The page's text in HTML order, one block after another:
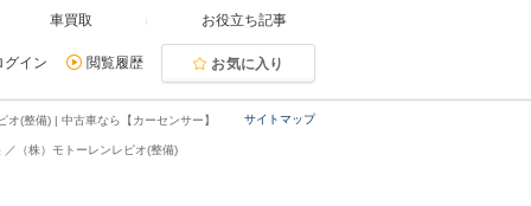
車買取 お役立ち記事
グイン 閲覧履歴 お気に入り
サイトマップ
(整備) | 中古車なら【カーセンサー】
（株）モトーレンレピオ(整備)